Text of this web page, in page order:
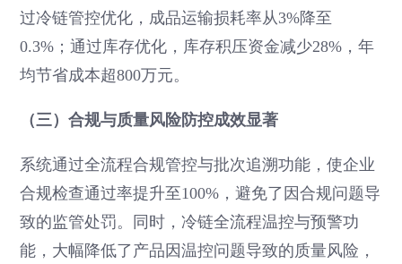
过冷链管控优化，成品运输损耗率从3%降至
0.3%；通过库存优化，库存积压资金减少28%，年
均节省成本超800万元。
（三）合规与质量风险防控成效显著
系统通过全流程合规管控与批次追溯功能，使企业
合规检查通过率提升至100%，避免了因合规问题导
致的监管处罚。同时，冷链全流程温控与预警功
能，大幅降低了产品因温控问题导致的质量风险，